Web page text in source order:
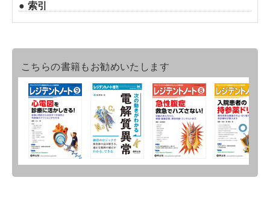
● 索引
こちらの書籍もお勧めいたします